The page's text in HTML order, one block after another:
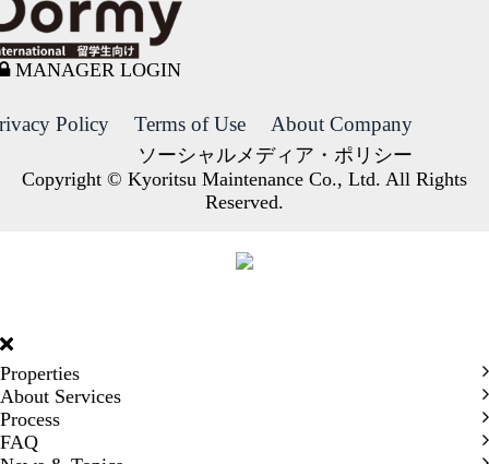
MANAGER LOGIN
Policy Terms of Use About Company
ソーシャルメディア・ポリシー
Copyright © Kyoritsu Maintenance Co., Ltd. All Rights
Reserved.
Properties
About Services
Process
FAQ